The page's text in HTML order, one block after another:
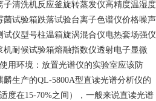
子清洗机反应釜旋转蒸发仪高精度温湿度
试验箱跌落试验台离子色谱仪价格噪声
仪型号柱温箱旋涡混合仪电热套场强仪
耐候试验箱熔融指数仪透射电子显微
环境：放置光谱仪的实验室应该防
生产的QL-5800A型直读光谱分析仪的
度在15-70%之间），一般来说直读光谱